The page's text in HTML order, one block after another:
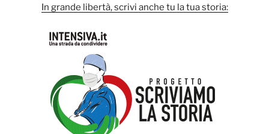
In grande libertà, scrivi anche tu la tua storia: